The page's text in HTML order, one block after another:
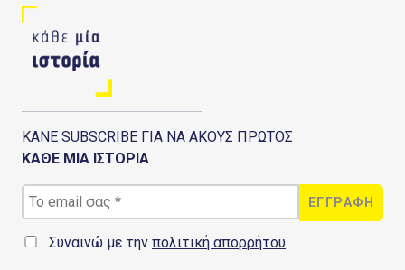
ΚΑΝΕ SUBSCRIBE ΓΙΑ ΝΑ ΑΚΟΥΣ ΠΡΩΤΟΣ
ΚΑΘΕ ΜΙΑ ΙΣΤΟΡΙΑ
Συναινώ με την πολιτική απορρήτου